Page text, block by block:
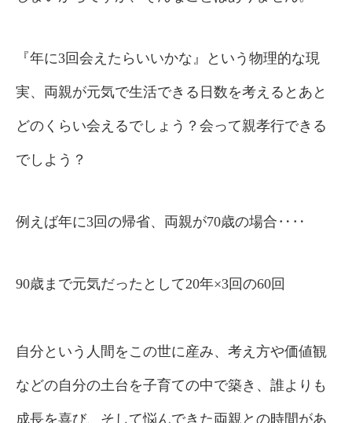
『年に3回会えたらいいかな』という物理的な現
実、両親が元気で生活できる日数を考えるとあと
どのくらい会えるでしょう？会って親孝行できる
でしよう？
例えば年に3回の帰省、両親が70歳の場合‥‥
90歳まで元気だったとして20年×3回の60回
自分という人間をこの世に産み、考え方や価値観
などの自分の土台を子育ての中で築き、誰よりも
成長を喜び、そして悩んできた両親との時間があ